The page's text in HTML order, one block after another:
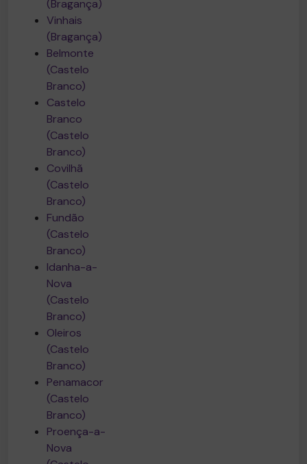
(Bragança)
Vinhais
(Bragança)
Belmonte
(Castelo
Branco)
Castelo
Branco
(Castelo
Branco)
Covilhã
(Castelo
Branco)
Fundão
(Castelo
Branco)
Idanha-a-
Nova
(Castelo
Branco)
Oleiros
(Castelo
Branco)
Penamacor
(Castelo
Branco)
Proença-a-
Nova